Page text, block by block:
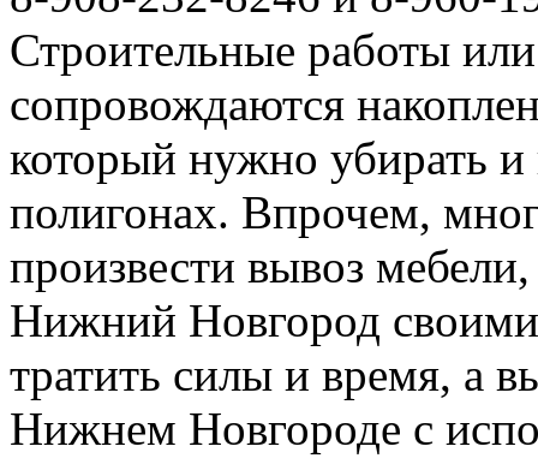
Строительные работы
сопровождаются
который нужно убирать
полигонах. Впрочем,
произвести вывоз
Нижний Новгород
тратить силы и время, а
Нижнем Новгороде с